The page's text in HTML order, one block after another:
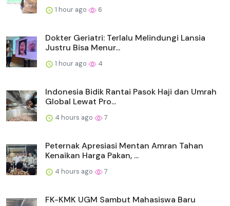
1 hour ago 6
Dokter Geriatri: Terlalu Melindungi Lansia
Justru Bisa Menur...
1 hour ago 4
Indonesia Bidik Rantai Pasok Haji dan Umrah
Global Lewat Pro...
4 hours ago 7
Peternak Apresiasi Mentan Amran Tahan
Kenaikan Harga Pakan, ...
4 hours ago 7
FK-KMK UGM Sambut Mahasiswa Baru